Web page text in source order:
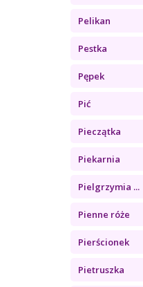
Pelikan
Pestka
Pępek
Pić
Pieczątka
Piekarnia
Pielgrzymia ...
Pienne róże
Pierścionek
Pietruszka